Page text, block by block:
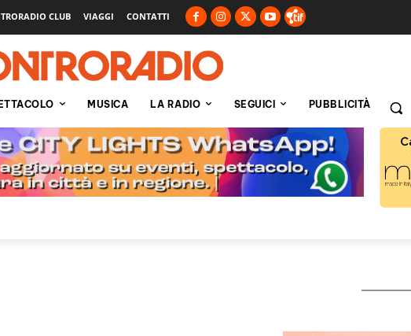
CLUB VIAGGI CONTATTI
MUSICA LA RADIO SEGUICI PUBBLICITÀ